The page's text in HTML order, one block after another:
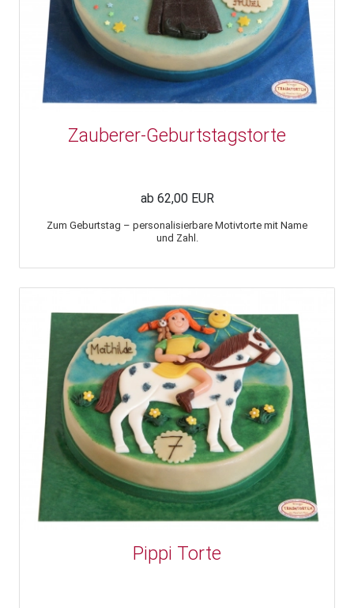
Zauberer-Geburtstagstorte
ab 62,00 EUR
Zum Geburtstag – personalisierbare Motivtorte mit Name
und Zahl.
Pippi Torte